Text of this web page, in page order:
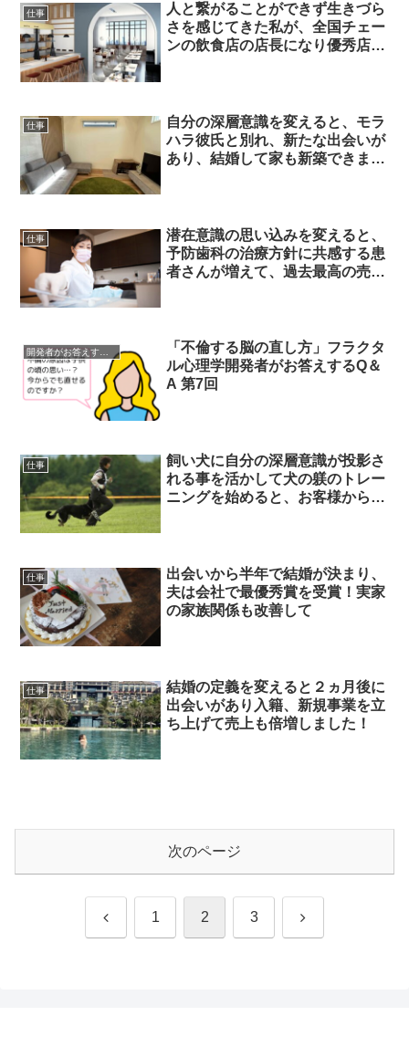
仕事
人と繋がることができず生きづら
さを感じてきた私が、全国チェー
ンの飲食店の店長になり優秀店長
仕事
自分の深層意識を変えると、モラ
ハラ彼氏と別れ、新たな出会いが
あり、結婚して家も新築できまし
仕事
潜在意識の思い込みを変えると、
予防歯科の治療方針に共感する患
者さんが増えて、過去最高の売上
開発者がお答えするQ＆A
「不倫する脳の直し方」フラクタ
ル心理学開発者がお答えするQ＆
A 第7回
仕事
飼い犬に自分の深層意識が投影さ
れる事を活かして犬の躾のトレー
ニングを始めると、お客様から大
仕事
出会いから半年で結婚が決まり、
夫は会社で最優秀賞を受賞！実家
の家族関係も改善して
仕事
結婚の定義を変えると２ヵ月後に
出会いがあり入籍、新規事業を立
ち上げて売上も倍増しました！
次のページ
前 1 2 3 次